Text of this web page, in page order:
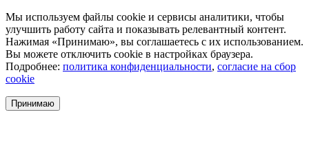
Мы используем файлы cookie и сервисы аналитики, чтобы
улучшить работу сайта и показывать релевантный контент.
Нажимая «Принимаю», вы соглашаетесь с их использованием.
Вы можете отключить cookie в настройках браузера.
Подробнее: политика конфиденциальности, согласие на сбор
cookie
Принимаю